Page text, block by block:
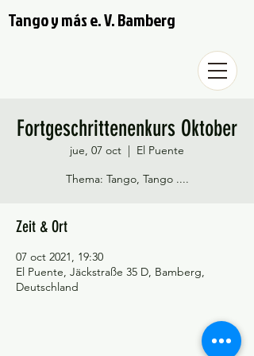
Tango y más e. V. Bamberg
Fortgeschrittenenkurs Oktober
jue, 07 oct
  |
El Puente
Thema: Tango, Tango ....
Zeit & Ort
07 oct 2021, 19:30
El Puente, Jäckstraße 35 D, Bamberg,
Deutschland